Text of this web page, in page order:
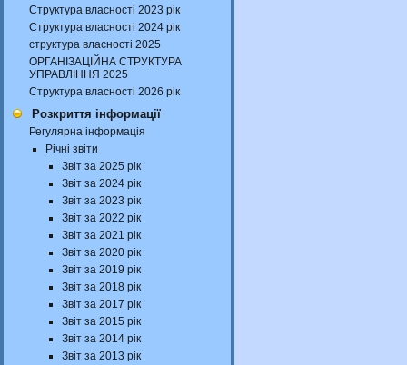
Структура власності 2023 рік
Структура власності 2024 рік
структура власності 2025
ОРГАНІЗАЦІЙНА СТРУКТУРА
УПРАВЛІННЯ 2025
Структура власності 2026 рік
Розкриття інформації
Регулярна інформація
Річні звіти
Звіт за 2025 рік
Звіт за 2024 рік
Звіт за 2023 рік
Звіт за 2022 рік
Звіт за 2021 рік
Звіт за 2020 рік
Звіт за 2019 рік
Звіт за 2018 рік
Звіт за 2017 рік
Звіт за 2015 рік
Звіт за 2014 рік
Звіт за 2013 рік